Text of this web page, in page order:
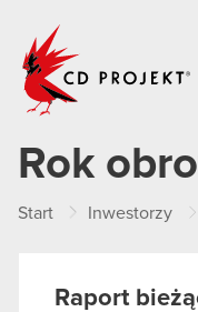
Rok
Start Inwestorzy
Raport